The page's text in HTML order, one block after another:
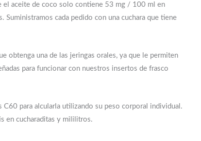
el aceite de coco solo contiene 53 mg / 100 ml en
cada pedido con una cuchara que tiene
obtenga una de las jeringas orales, ya que le permiten
para funcionar con nuestros insertos de frasco
para alcularla utilizando su peso corporal individual.
en cucharaditas y mililitros.